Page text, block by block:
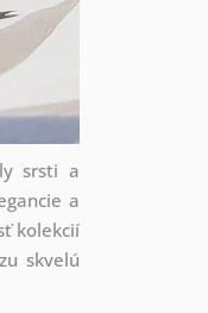
srsti a
a
kolekcií
skvelú